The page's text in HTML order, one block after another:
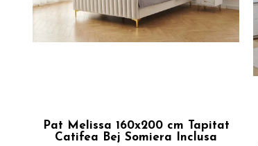
Pat Melissa 160x200 cm Tapitat
Catifea Bej Somiera Inclusa